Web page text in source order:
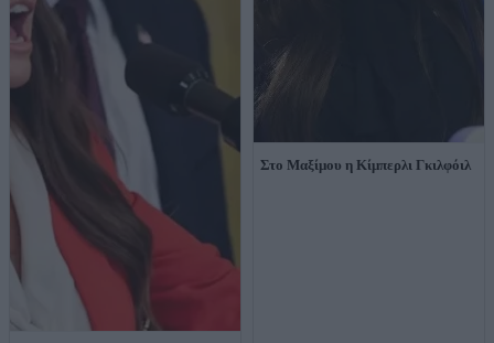
Στο Μαξίμου η Κίμπερλι Γκιλφόιλ